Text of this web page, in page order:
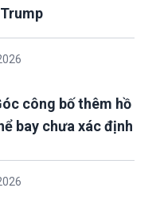
công bố thêm hồ
bay chưa xác định